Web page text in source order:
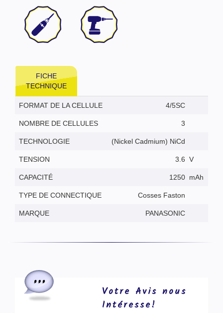
FICHE
TECHNIQUE
FORMAT DE LA CELLULE 4/5SC
NOMBRE DE CELLULES 3
TECHNOLOGIE (Nickel Cadmium) NiCd
TENSION 3.6 V
CAPACITÉ 1250 mAh
TYPE DE CONNECTIQUE Cosses Faston
MARQUE PANASONIC
Votre Avis nous
Intéresse!